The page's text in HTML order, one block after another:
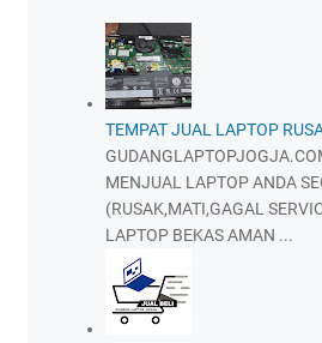
TEMPAT JUAL LAPTOP
MENJUAL LAPTOP ANDA
(RUSAK,MATI,GAGAL
LAPTOP BEKAS AMAN ...